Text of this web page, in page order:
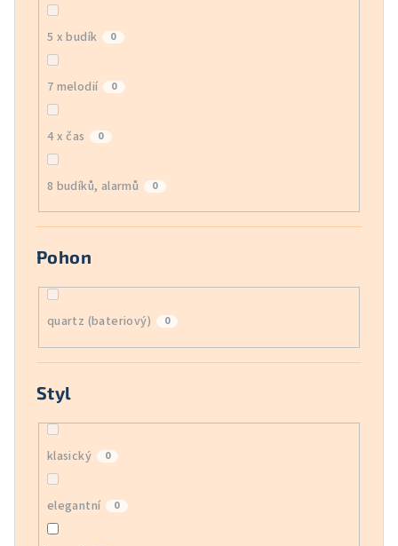
5 x budík 0
7 melodií 0
4 x čas 0
8 budíků, alarmů 0
Pohon
quartz (bateriový) 0
Styl
klasický 0
elegantní 0